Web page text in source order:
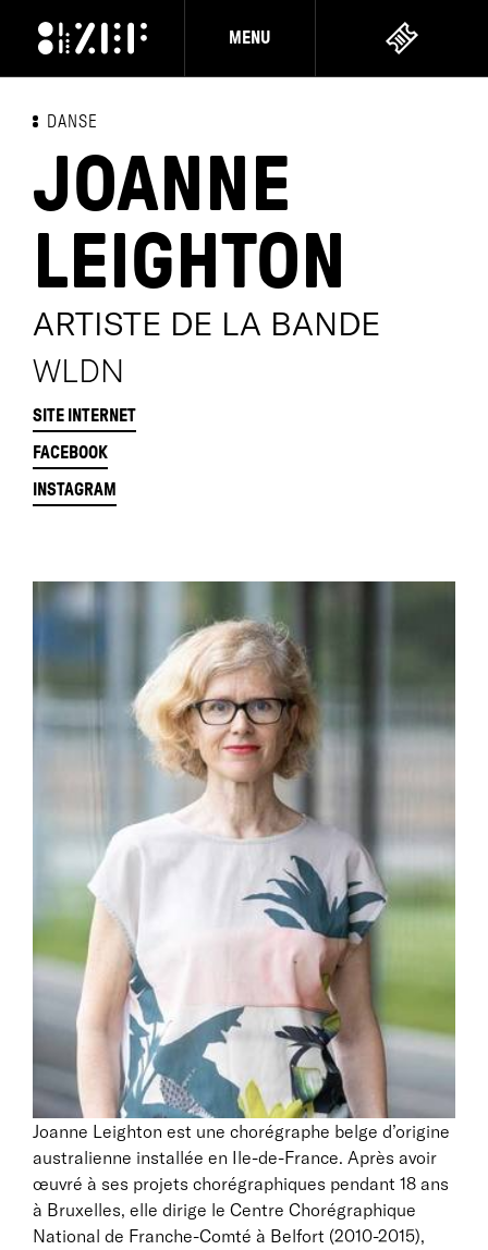
MENU
DANSE
JOANNE
LEIGHTON
ARTISTE DE LA BANDE
WLDN
SITE INTERNET
FACEBOOK
INSTAGRAM
Joanne Leighton est une chorégraphe belge d’origine
australienne installée en Ile-de-France. Après avoir
œuvré à ses projets chorégraphiques pendant 18 ans
à Bruxelles, elle dirige le Centre Chorégraphique
National de Franche-Comté à Belfort (2010-2015),